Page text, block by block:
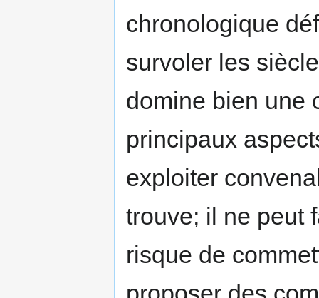
chronologique
survoler les
domine bien une
principaux
exploiter
trouve; il ne peut
risque de